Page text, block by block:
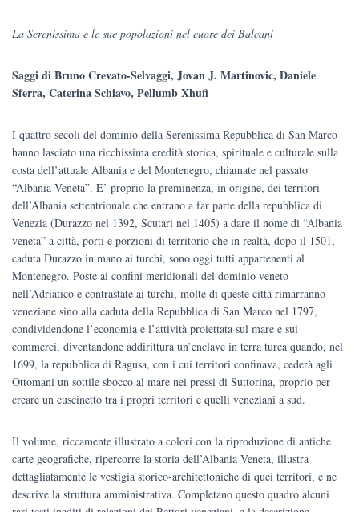
era:
è:
La Serenissima e le sue popolazioni nel cuore dei Balcani
Saggi di Bruno Crevato-Selvaggi, Jovan J. Martinovic, Daniele
Sferra, Caterina Schiavo, Pellumb Xhufi
I quattro secoli del dominio della Serenissima Repubblica di San Marco
hanno lasciato una ricchissima eredità storica, spirituale e culturale sulla
costa dell’attuale Albania e del Montenegro, chiamate nel passato
“Albania Veneta”. E’ proprio la preminenza, in origine, dei territori
dell’Albania settentrionale che entrano a far parte della repubblica di
Venezia (Durazzo nel 1392, Scutari nel 1405) a dare il nome di “Albania
veneta” a città, porti e porzioni di territorio che in realtà, dopo il 1501,
caduta Durazzo in mano ai turchi, sono oggi tutti appartenenti al
Montenegro. Poste ai confini meridionali del dominio veneto
nell’Adriatico e contrastate ai turchi, molte di queste città rimarranno
veneziane sino alla caduta della Repubblica di San Marco nel 1797,
condividendone l’economia e l’attività proiettata sul mare e sui
commerci, diventandone addirittura un’enclave in terra turca quando, nel
1699, la repubblica di Ragusa, con i cui territori confinava, cederà agli
Ottomani un sottile sbocco al mare nei pressi di Suttorina, proprio per
creare un cuscinetto tra i propri territori e quelli veneziani a sud.
Il volume, riccamente illustrato a colori con la riproduzione di antiche
carte geografiche, ripercorre la storia dell’Albania Veneta, illustra
dettagliatamente le vestigia storico-architettoniche di quei territori, e ne
descrive la struttura amministrativa. Completano questo quadro alcuni